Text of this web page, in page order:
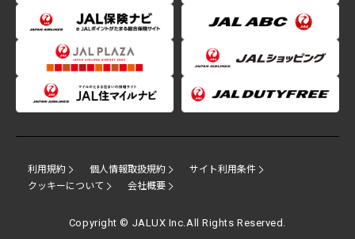
利用規約 個人情報取扱規約
サイト利用条件
クッキーについて
会社概要
Copyright © JALUX Inc.All Rights Reserved.